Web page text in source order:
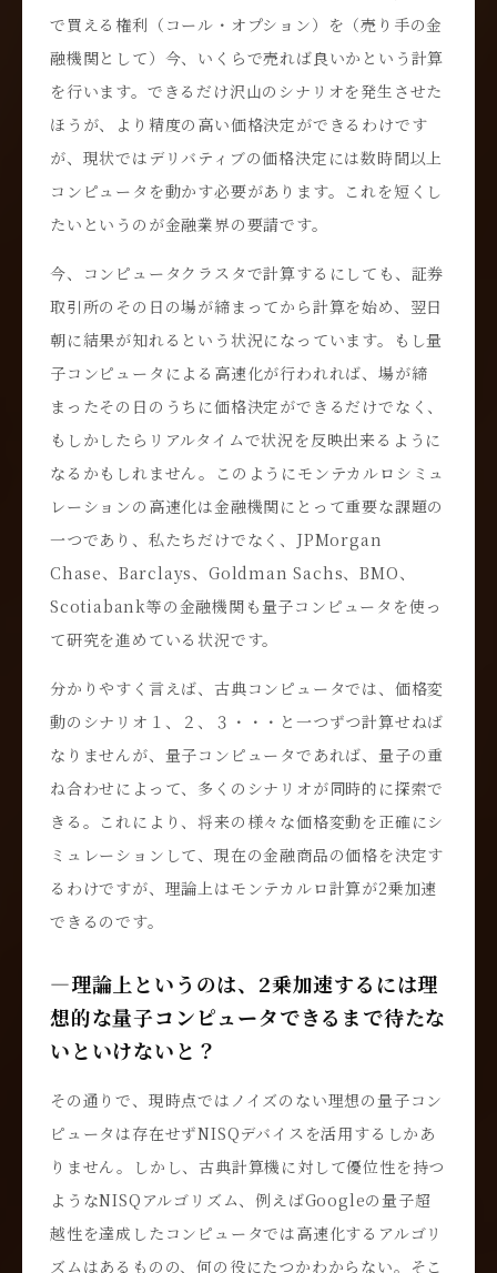
で買える権利（コール・オプション）を（売り手の金
融機関として）今、いくらで売れば良いかという計算
を行います。できるだけ沢山のシナリオを発生させた
ほうが、より精度の高い価格決定ができるわけです
が、現状ではデリバティブの価格決定には数時間以上
コンピュータを動かす必要があります。これを短くし
たいというのが金融業界の要請です。
今、コンピュータクラスタで計算するにしても、証券
取引所のその日の場が締まってから計算を始め、翌日
朝に結果が知れるという状況になっています。もし量
子コンピュータによる高速化が行われれば、場が締
まったその日のうちに価格決定ができるだけでなく、
もしかしたらリアルタイムで状況を反映出来るように
なるかもしれません。このようにモンテカルロシミュ
レーションの高速化は金融機関にとって重要な課題の
一つであり、私たちだけでなく、JPMorgan
Chase、Barclays、Goldman Sachs、BMO、
Scotiabank等の金融機関も量子コンピュータを使っ
て研究を進めている状況です。
分かりやすく言えば、古典コンピュータでは、価格変
動のシナリオ１、２、３・・・と一つずつ計算せねば
なりませんが、量子コンピュータであれば、量子の重
ね合わせによって、多くのシナリオが同時的に探索で
きる。これにより、将来の様々な価格変動を正確にシ
ミュレーションして、現在の金融商品の価格を決定す
るわけですが、理論上はモンテカルロ計算が2乗加速
できるのです。
―理論上というのは、2乗加速するには理
想的な量子コンピュータできるまで待たな
いといけないと？
その通りで、現時点ではノイズのない理想の量子コン
ピュータは存在せずNISQデバイスを活用するしかあ
りません。しかし、古典計算機に対して優位性を持つ
ようなNISQアルゴリズム、例えばGoogleの量子超
越性を達成したコンピュータでは高速化するアルゴリ
ズムはあるものの、何の役にたつかわからない。そこ